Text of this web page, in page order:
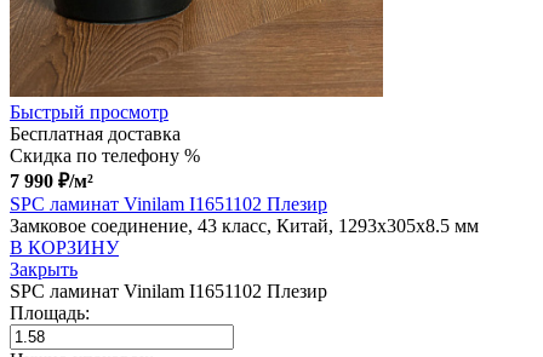
Быстрый просмотр
Бесплатная доставка
Скидка по телефону %
7 990 ₽/м²
SPC ламинат Vinilam I1651102 Плезир
Замковое соединение, 43 класс, Китай, 1293x305x8.5 мм
В КОРЗИНУ
Закрыть
SPC ламинат Vinilam I1651102 Плезир
Площадь: